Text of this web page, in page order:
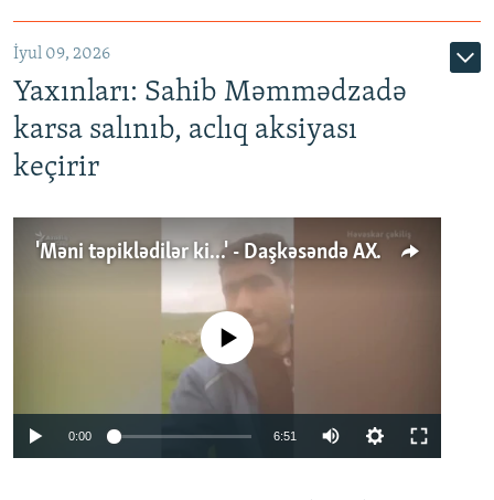
İyul 09, 2026
Yaxınları: Sahib Məmmədzadə
karsa salınıb, aclıq aksiyası
keçirir
'Məni təpiklədilər ki...' - Daşkəsəndə AXCP fəalının yaxınları onun həbsinə etiraz edirlər
No media source currently available
0:00 6:51